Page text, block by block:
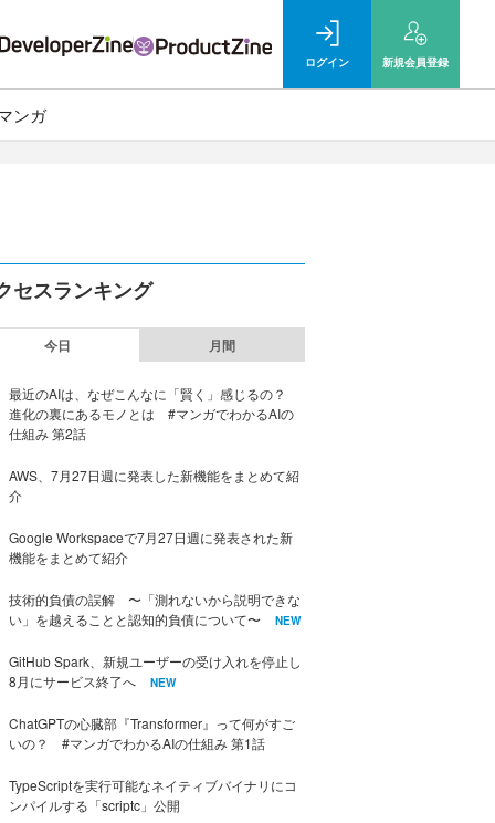
ログイン 新規会員登録
ンガ
セスランキング
今日 月間
最近のAIは、なぜこんなに「賢く」感じるの？
進化の裏にあるモノとは #マンガでわかるAIの
仕組み 第2話
AWS、7月27日週に発表した新機能をまとめて紹
介
Google Workspaceで7月27日週に発表された新
機能をまとめて紹介
技術的負債の誤解 〜「測れないから説明できな
い」を越えることと認知的負債について〜
NEW
GitHub Spark、新規ユーザーの受け入れを停止し
8月にサービス終了へ
NEW
ChatGPTの心臓部『Transformer』って何がすご
いの？ #マンガでわかるAIの仕組み 第1話
TypeScriptを実行可能なネイティブバイナリにコ
ンパイルする「scriptc」公開